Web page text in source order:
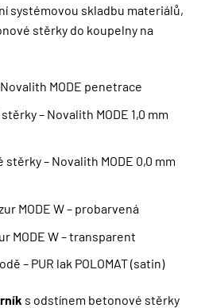
systémovou skladbu materiálů,
stěrky do koupelny na
MODE penetrace
– Novalith MODE 1,0 mm
– Novalith MODE 0,0 mm
MODE W – probarvená
MODE W – transparent
– PUR lak POLOMAT (satin)
s odstínem betonové stěrky